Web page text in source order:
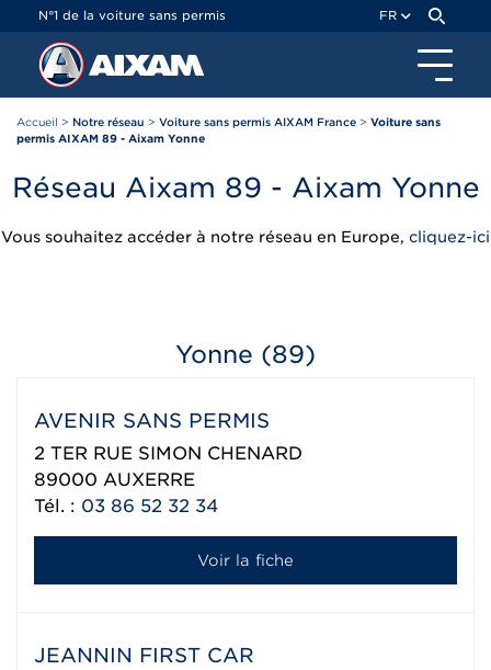
N°1 de la voiture sans permis FR
Accueil > Notre réseau > Voiture sans permis AIXAM France > Voiture sans
permis AIXAM 89 - Aixam Yonne
Réseau Aixam 89 - Aixam Yonne
Vous souhaitez accéder à notre réseau en Europe, cliquez-ici
Yonne (89)
AVENIR SANS PERMIS
2 TER RUE SIMON CHENARD
89000 AUXERRE
Tél. : 03 86 52 32 34
Voir la fiche
JEANNIN FIRST CAR
Panneau de gestion des cookies